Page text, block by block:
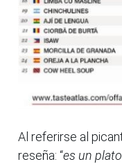
Al referirse al
reseña: “es un